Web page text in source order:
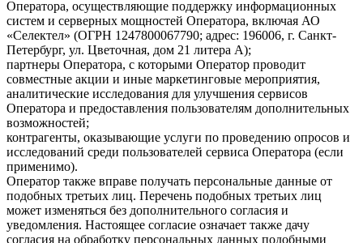
Оператора, осуществляющие поддержку информационных
систем и серверных мощностей Оператора, включая АО
«Селектел» (ОГРН 1247800067790; адрес: 196006, г. Санкт-
Петербург, ул. Цветочная, дом 21 литера А);
партнеры Оператора, с которыми Оператор проводит
совместные акции и иные маркетинговые мероприятия,
аналитические исследования для улучшения сервисов
Оператора и предоставления пользователям дополнительных
возможностей;
контрагенты, оказывающие услуги по проведению опросов и
исследований среди пользователей сервиса Оператора (если
применимо).
Оператор также вправе получать персональные данные от
подобных третьих лиц. Перечень подобных третьих лиц
может изменяться без дополнительного согласия и
уведомления. Настоящее согласие означает также дачу
согласия на обработку персональных данных подобными